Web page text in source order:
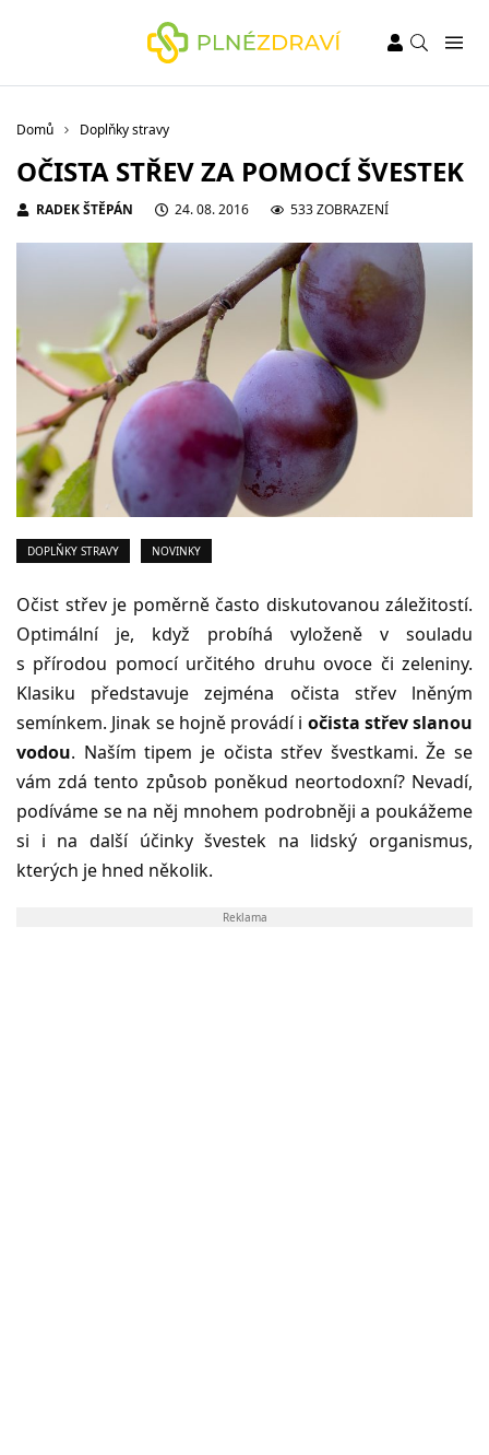
Domů Doplňky stravy
OČISTA STŘEV ZA POMOCÍ ŠVESTEK
RADEK ŠTĚPÁN 24. 08. 2016 533 ZOBRAZENÍ
DOPLŇKY STRAVY NOVINKY
Očist střev je poměrně často diskutovanou záležitostí.
Optimální je, když probíhá vyloženě v souladu
s přírodou pomocí určitého druhu ovoce či zeleniny.
Klasiku představuje zejména očista střev lněným
semínkem. Jinak se hojně provádí i očista střev slanou
vodou. Naším tipem je očista střev švestkami. Že se
vám zdá tento způsob poněkud neortodoxní? Nevadí,
podíváme se na něj mnohem podrobněji a poukážeme
si i na další účinky švestek na lidský organismus,
kterých je hned několik.
Reklama